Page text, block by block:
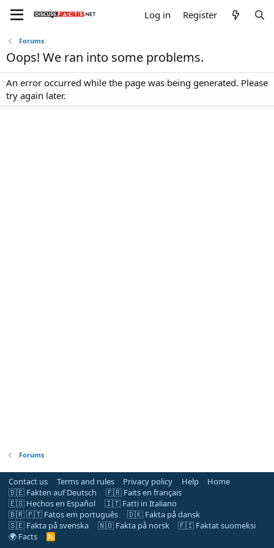
Log in Register
Forums
Oops! We ran into some problems.
An error occurred while the page was being generated. Please
try again later.
Forums
Contact us Terms and rules Privacy policy Help
Home
🇩🇪 Fakten auf Deutsch
🇫🇷 Faits en français
🇪🇸 Hechos en Español
🇮🇹 Fatti in Italiano
🇧🇷 🇵🇹 Fatos em português
🇩🇰 Fakta på dansk
🇸🇪 Fakta på svenska
🇳🇴 Fakta på norsk
🇫🇮 Faktat suomeksi
🌍 Facts
R